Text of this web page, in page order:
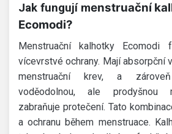
Jak fungují menstruační
Ecomodi?
Menstruační kalhotky Ecomodi
vícevrstvé ochrany. Mají absorpční
menstruační krev, a
voděodolnou, ale prodyšnou
zabraňuje protečení. Tato
a ochranu během menstruace.